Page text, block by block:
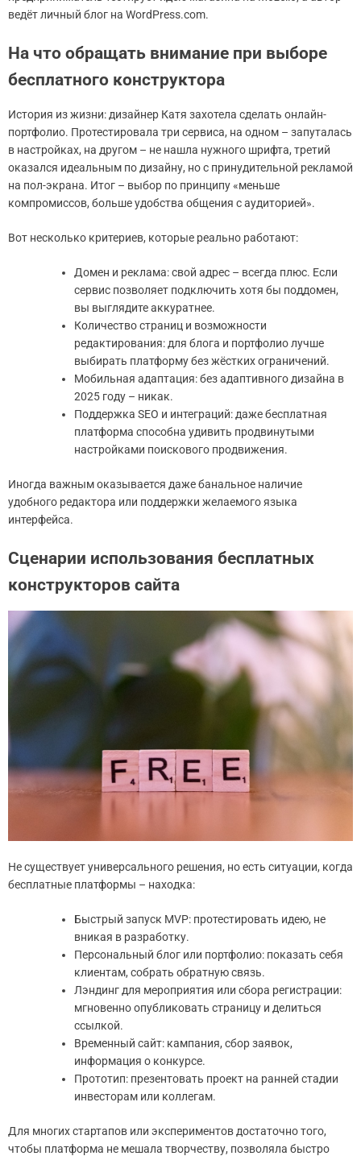
ведёт личный блог на WordPress.com.
На что обращать внимание при выборе
бесплатного конструктора
История из жизни: дизайнер Катя захотела сделать онлайн-
портфолио. Протестировала три сервиса, на одном – запуталась
в настройках, на другом – не нашла нужного шрифта, третий
оказался идеальным по дизайну, но с принудительной рекламой
на пол-экрана. Итог – выбор по принципу «меньше
компромиссов, больше удобства общения с аудиторией».
Вот несколько критериев, которые реально работают:
Домен и реклама: свой адрес – всегда плюс. Если
сервис позволяет подключить хотя бы поддомен,
вы выглядите аккуратнее.
Количество страниц и возможности
редактирования: для блога и портфолио лучше
выбирать платформу без жёстких ограничений.
Мобильная адаптация: без адаптивного дизайна в
2025 году – никак.
Поддержка SEO и интеграций: даже бесплатная
платформа способна удивить продвинутыми
настройками поискового продвижения.
Иногда важным оказывается даже банальное наличие
удобного редактора или поддержки желаемого языка
интерфейса.
Сценарии использования бесплатных
конструкторов сайта
Не существует универсального решения, но есть ситуации, когда
бесплатные платформы – находка:
Быстрый запуск MVP: протестировать идею, не
вникая в разработку.
Персональный блог или портфолио: показать себя
клиентам, собрать обратную связь.
Лэндинг для мероприятия или сбора регистрации:
мгновенно опубликовать страницу и делиться
ссылкой.
Временный сайт: кампания, сбор заявок,
информация о конкурсе.
Прототип: презентовать проект на ранней стадии
инвесторам или коллегам.
Для многих стартапов или экспериментов достаточно того,
чтобы платформа не мешала творчеству, позволяла быстро